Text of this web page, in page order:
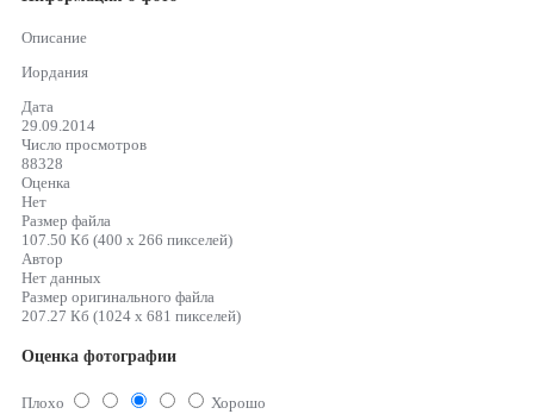
Описание
Иордания
Дата
29.09.2014
Число просмотров
88328
Оценка
Нет
Размер файла
107.50 Кб (400 x 266 пикселей)
Автор
Нет данных
Размер оригинального файла
207.27 Кб (1024 x 681 пикселей)
Оценка фотографии
Плохо Хорошо